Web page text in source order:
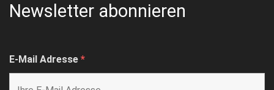
Newsletter abonnieren
E-Mail Adresse *